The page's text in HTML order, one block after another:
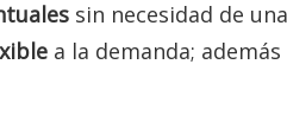
sin necesidad de
a la demanda;